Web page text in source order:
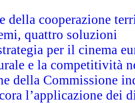
della cooperazione
quattro soluzioni
per il cinema
e la competitività
della Commissione
l’applicazione dei